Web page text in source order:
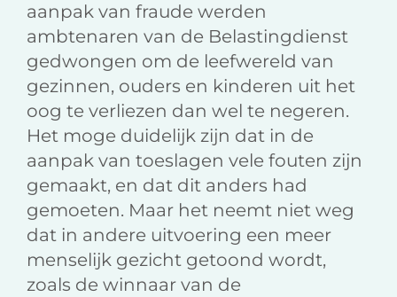
aanpak van fraude werden
ambtenaren van de Belastingdienst
gedwongen om de leefwereld van
gezinnen, ouders en kinderen uit het
oog te verliezen dan wel te negeren.
Het moge duidelijk zijn dat in de
aanpak van toeslagen vele fouten zijn
gemaakt, en dat dit anders had
gemoeten. Maar het neemt niet weg
dat in andere uitvoering een meer
menselijk gezicht getoond wordt,
zoals de winnaar van de